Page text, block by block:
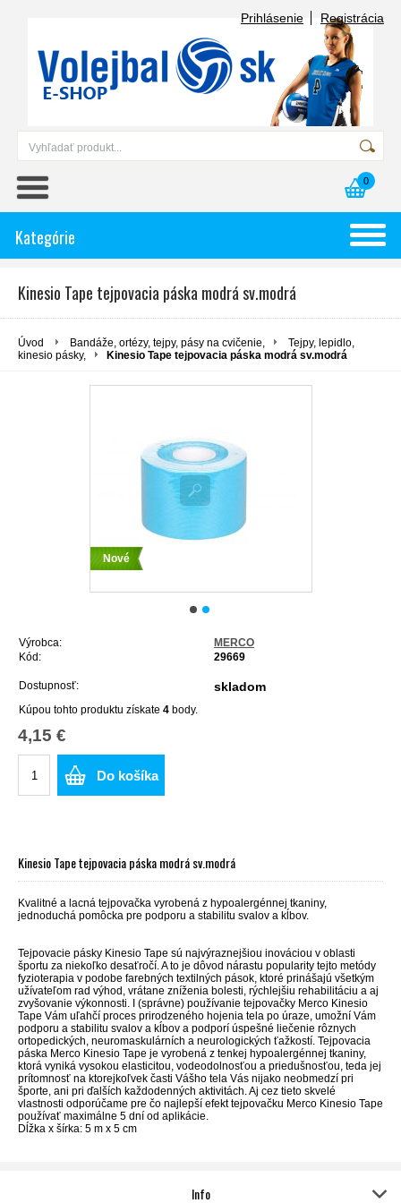
Prihlásenie Registrácia
0
Kategórie
Kinesio Tape tejpovacia páska modrá sv.modrá
Úvod Bandáže, ortézy, tejpy, pásy na cvičenie,
Tejpy, lepidlo,
kinesio pásky,
Kinesio Tape tejpovacia páska modrá sv.modrá
Nové
Výrobca:
MERCO
Kód:
29669
Dostupnosť: skladom
Kúpou tohto produktu získate 4 body.
4,15 €
Do košíka
Kinesio Tape tejpovacia páska modrá sv.modrá
Kvalitné a lacná tejpovačka vyrobená z hypoalergénnej tkaniny,
jednoduchá pomôcka pre podporu a stabilitu svalov a kĺbov.
Tejpovacie pásky Kinesio Tape sú najvýraznejšiou inováciou v oblasti
športu za niekoľko desaťročí. A to je dôvod nárastu popularity tejto metódy
fyzioterapia v podobe farebných textilných pások, ktoré prinášajú všetkým
užívateľom rad výhod, vrátane zníženia bolesti, rýchlejšiu rehabilitáciu a aj
zvyšovanie výkonnosti. I (správne) používanie tejpovačky Merco Kinesio
Tape Vám uľahčí proces prirodzeného hojenia tela po úraze, umožní Vám
podporu a stabilitu svalov a kĺbov a podporí úspešné liečenie rôznych
ortopedických, neuromaskulárních a neurologických ťažkostí. Tejpovacia
páska Merco Kinesio Tape je vyrobená z tenkej hypoalergénnej tkaniny,
ktorá vyniká vysokou elasticitou, vodeodolnosťou a priedušnosťou, teda jej
prítomnosť na ktorejkoľvek časti Vášho tela Vás nijako neobmedzí pri
športe, ani pri ďalších každodenných aktivitách. Aj cez tieto skvelé
vlastnosti odporúčame pre čo najlepší efekt tejpovačku Merco Kinesio Tape
používať maximálne 5 dní od aplikácie.
Dĺžka x šírka: 5 m x 5 cm
Info